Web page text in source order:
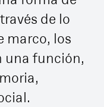
de lo
marco, los
una función,